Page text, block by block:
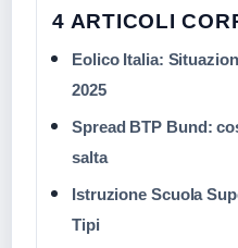
4 ARTICOLI
Eolico Italia:
2025
Spread BTP Bund:
salta
Istruzione Scuola
Tipi